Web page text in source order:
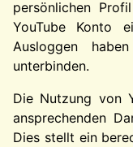
persönlichen
YouTube Konto
Ausloggen
unterbinden.
Die Nutzung von
ansprechenden
Dies stellt ein